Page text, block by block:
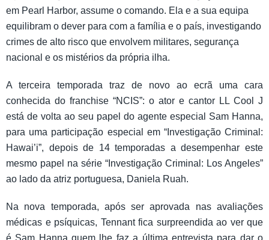
em Pearl Harbor, assume o comando. Ela e a sua equipa
equilibram o dever para com a família e o país, investigando
crimes de alto risco que envolvem militares, segurança
nacional e os mistérios da própria ilha.
A terceira temporada traz de novo ao ecrã uma cara
conhecida do franchise “NCIS”: o ator e cantor LL Cool J
está de volta ao seu papel do agente especial Sam Hanna,
para uma participação especial em “Investigação Criminal:
Hawai’i”, depois de 14 temporadas a desempenhar este
mesmo papel na série “Investigação Criminal: Los Angeles”
ao lado da atriz portuguesa, Daniela Ruah.
Na nova temporada, após ser aprovada nas avaliações
médicas e psíquicas, Tennant fica surpreendida ao ver que
é Sam Hanna quem lhe faz a última entrevista para dar o